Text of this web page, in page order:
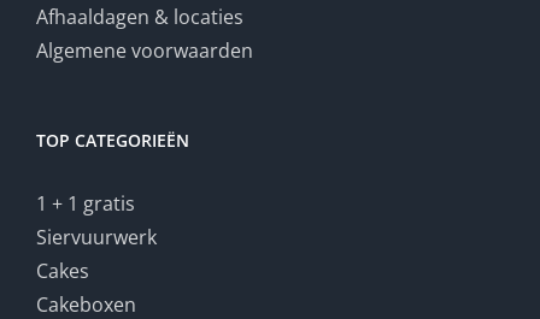
Afhaaldagen & locaties
Algemene voorwaarden
TOP CATEGORIEËN
1 + 1 gratis
Siervuurwerk
Cakes
Cakeboxen